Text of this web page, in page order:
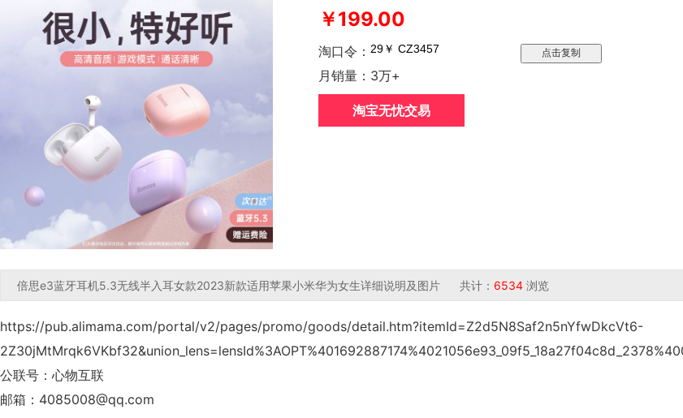
￥199.00
淘口令：
月销量：3万+
淘宝无忧交易
倍思e3蓝牙耳机5.3无线半入耳女款2023新款适用苹果小米华为女生详细说明及图片 共计： 6534 浏览
https://pub.alimama.com/portal/v2/pages/promo/goods/detail.htm?itemId=Z2d5N8Saf2n5nYfwDkcVt6-
公联号：心物互联
邮箱：4085008@qq.com